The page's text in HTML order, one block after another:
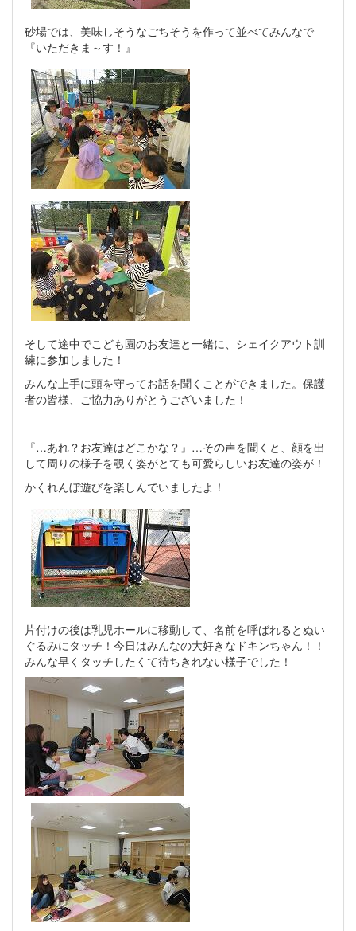
砂場では、美味しそうなごちそうを作って並べてみんなで
『いただきま～す！』
そして途中でこども園のお友達と一緒に、シェイクアウト訓
練に参加しました！
みんな上手に頭を守ってお話を聞くことができました。保護
者の皆様、ご協力ありがとうございました！
『…あれ？お友達はどこかな？』…その声を聞くと、顔を出
して周りの様子を覗く姿がとても可愛らしいお友達の姿が！
かくれんぼ遊びを楽しんでいましたよ！
片付けの後は乳児ホールに移動して、名前を呼ばれるとぬい
ぐるみにタッチ！今日はみんなの大好きなドキンちゃん！！
みんな早くタッチしたくて待ちきれない様子でした！